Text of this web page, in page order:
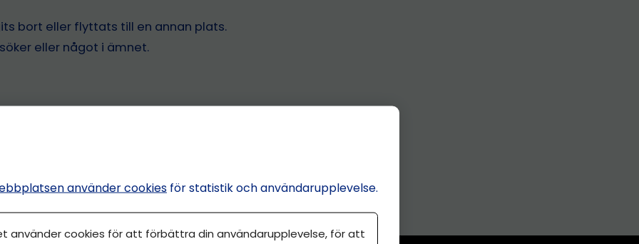
bort eller flyttats till en annan plats.
eller något i ämnet.
använder cookies för statistik och användarupplevelse.
använder cookies för att förbättra din användarupplevelse, för att